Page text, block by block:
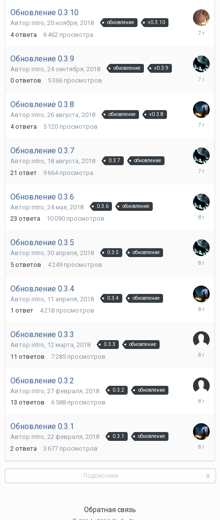
Обновление 0.3.10
Автор intro, 20 ноября, 2018 обновление v0.3.10
4 ответа 6 462 просмотра
16
Обновление 0.3.9
Автор intro 24 сентября, 2018 обновление v0.3.9
0 ответов 5 366 просмотров
24
Обновление 0.3.8
Автор intro, 26 августа, 2018 обновление v0.3.8
4 ответа 5 120 просмотров
26
Обновление 0.3.7
Автор intro 18 августа, 2018 0.3.7 обновление
21 ответ 9 664 просмотра
Обновление 0.3.6
Автор intro 24 мая, 2018 0.3.6 обновление
23 ответа 10 090 просмотров
25
Обновление 0.3.5
Автор intro, 30 апреля, 2018 0.3.5 обновление
5 ответов 4 249 просмотров
Обновление 0.3.4
Автор intro 11 апреля, 2018 0.3.4 обновление
1 ответ 4 218 просмотров
11
Обновление 0.3.3
Автор intro, 12 марта, 2018 0.3.3 обновление
11 ответов 7 285 просмотров
20
Обновление 0.3.2
Автор intro 27 февраля, 2018 0.3.2 обновление
13 ответов 6 588 просмотров
28
Обновление 0.3.1
Автор intro, 22 февраля, 2018 0.3.1 обновление
2 ответа 3 677 просмотров
22
2018
Подписчики 0
Обратная связь